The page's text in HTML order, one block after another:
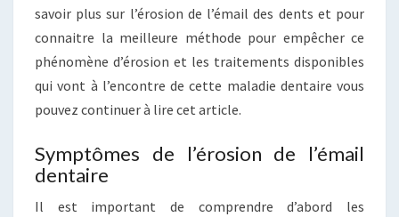
savoir plus sur l’érosion de l’émail des dents et pour
connaitre la meilleure méthode pour empêcher ce
phénomène d’érosion et les traitements disponibles
qui vont à l’encontre de cette maladie dentaire vous
pouvez continuer à lire cet article.
Symptômes de l’érosion de l’émail
dentaire
Il est important de comprendre d’abord les